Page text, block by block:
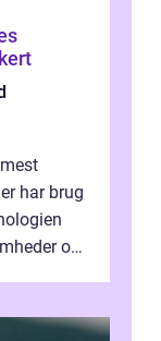
har brug
og